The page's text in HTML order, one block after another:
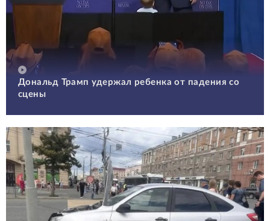
Дональд Трамп удержал ребенка от падения со
сцены